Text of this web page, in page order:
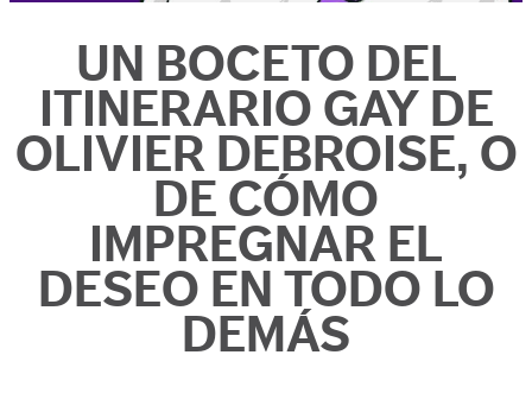
UN BOCETO DEL
ITINERARIO GAY DE
OLIVIER DEBROISE, O
DE CÓMO
IMPREGNAR EL
DESEO EN TODO LO
DEMÁS